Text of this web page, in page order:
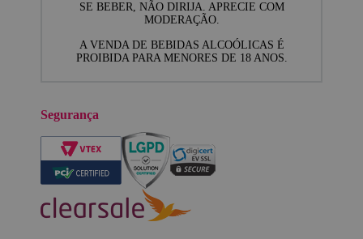
SE BEBER, NÃO DIRIJA. APRECIE COM
MODERAÇÃO.
A VENDA DE BEBIDAS ALCOÓLICAS É
PROIBIDA PARA MENORES DE 18 ANOS.
Segurança